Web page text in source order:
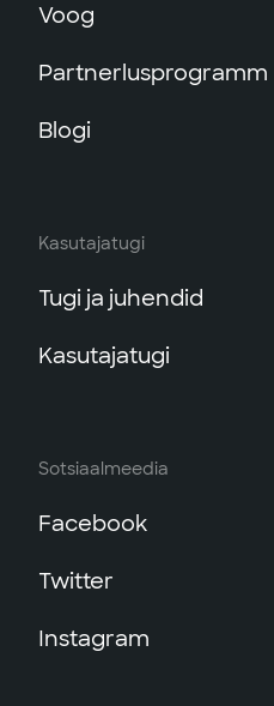
Voog
Partnerlusprogramm
Blogi
Kasutajatugi
Tugi ja juhendid
Kasutajatugi
Sotsiaalmeedia
Facebook
Twitter
Instagram